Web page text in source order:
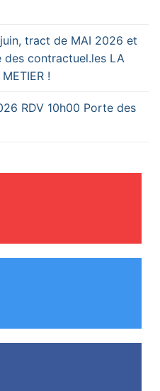
tract de MAI 2026 et
des contractuel.les LA
!
RDV 10h00 Porte des